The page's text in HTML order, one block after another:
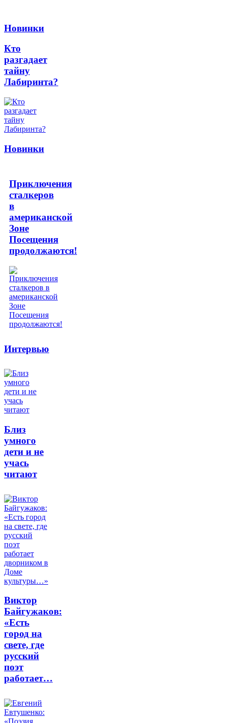
Новинки
Кто
разгадает
тайну
Лабиринта?
Новинки
Приключения
сталкеров
в
американской
Зоне
Посещения
продолжаются!
Интервью
Близ
умного
дети и не
учась
читают
Виктор
Байгужаков:
«Есть
город на
свете, где
русский
поэт
работает…